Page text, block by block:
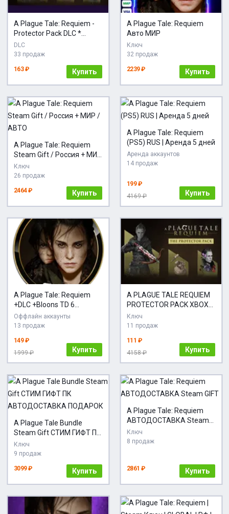
A Plague Tale: Requiem -
Protector Pack DLC *
STEAM РОССИЯ
DLC
33 продаж
163 ₽ Купить
A Plague Tale: Requiem
Авто МИР
Ключ
32 продаж
2239 ₽ Купить
A Plague Tale: Requiem
Steam Gift / Россия + МИР
/ АВТО
Ключ
26 продаж
2464 ₽ Купить
A Plague Tale: Requiem
(PS5) RUS | Аренда 5 дней
Аренда аккаунтов
14 продаж
199 ₽
4169 ₽
Купить
A Plague Tale: Requiem
+DLC +Bloons TD 6
(GLOBAL)
Оффлайн аккаунты
13 продаж
149 ₽
1999 ₽
Купить
A PLAGUE TALE REQUIEM
PROTECTOR PACK XBOX
X|S КЛЮЧ
Ключ
11 продаж
111 ₽
4158 ₽
Купить
A Plague Tale Bundle
Steam Gift СТИМ ГИФТ ПК
АВТОДОСТАВКА
ПОДАРОК
Ключ
9 продаж
3099 ₽ Купить
A Plague Tale: Requiem
АВТОДОСТАВКА Steam
GIFT
Ключ
8 продаж
2861 ₽ Купить